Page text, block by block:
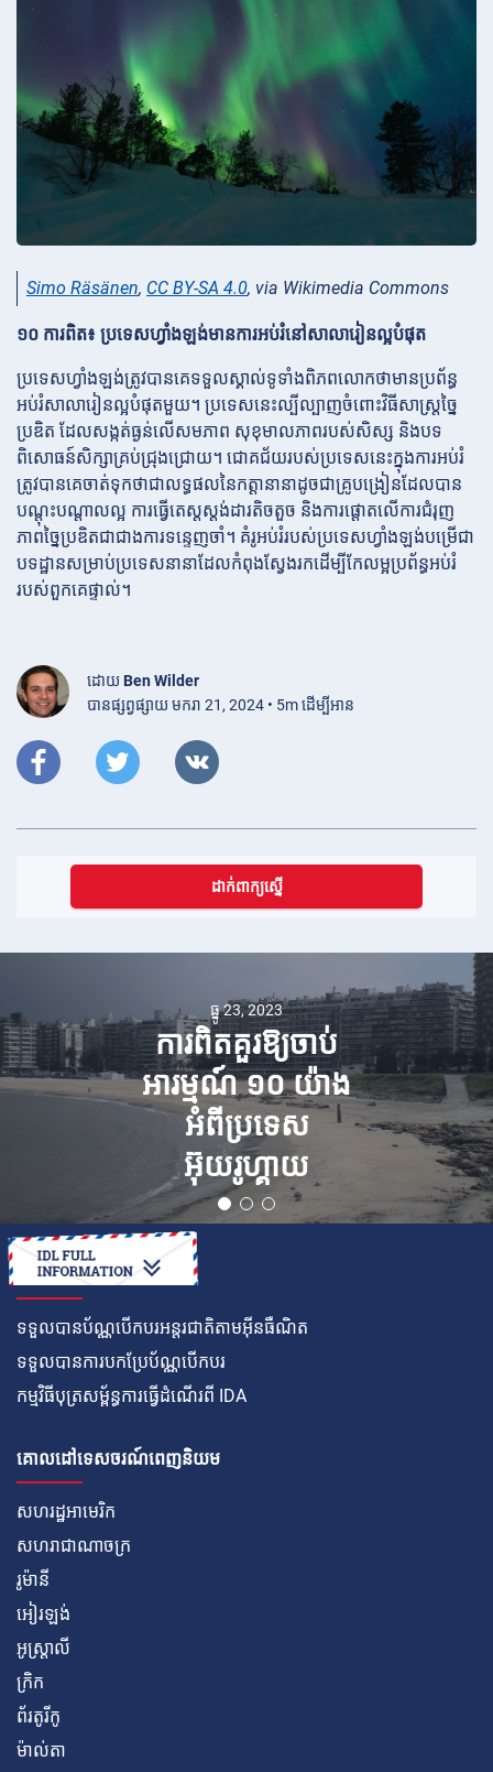
Simo Räsänen, CC BY-SA 4.0, via Wikimedia Commons
១០ ការពិត៖ ប្រទេសហ្វាំងឡង់មានការអប់រំនៅសាលារៀនល្អបំផុត
ប្រទេសហ្វាំងឡង់ត្រូវបានគេទទួលស្គាល់ទូទាំងពិភពលោកថាមានប្រព័ន្ធ
អប់រំសាលារៀនល្អបំផុតមួយ។ ប្រទេសនេះល្បីល្បាញចំពោះវិធីសាស្ត្រច្នៃ
ប្រឌិត ដែលសង្កត់ធ្ងន់លើសមភាព សុខុមាលភាពរបស់សិស្ស និងបទ
ពិសោធន៍សិក្សាគ្រប់ជ្រុងជ្រោយ។ ជោគជ័យរបស់ប្រទេសនេះក្នុងការអប់រំ
ត្រូវបានគេចាត់ទុកថាជាលទ្ធផលនៃកត្តានានាដូចជាគ្រូបង្រៀនដែលបាន
បណ្តុះបណ្តាលល្អ ការធ្វើតេស្តស្តង់ដារតិចតួច និងការផ្តោតលើការជំរុញ
ភាពច្នៃប្រឌិតជាជាងការទន្ទេញចាំ។ គំរូអប់រំរបស់ប្រទេសហ្វាំងឡង់បម្រើជា
បទដ្ឋានសម្រាប់ប្រទេសនានាដែលកំពុងស្វែងរកដើម្បីកែលម្អប្រព័ន្ធអប់រំ
របស់ពួកគេផ្ទាល់។
ដោយ Ben Wilder
បានផ្សព្វផ្សាយ មករា 21, 2024 • 5m ដើម្បីអាន
ដាក់ពាក្យស្នើ
ធ្នូ 23, 2023
ការពិត​គួរឱ្យចាប់
អារម្មណ៍ ១០ យ៉ាង​
អំពីប្រទេស
អ៊ុយរូហ្គាយ
របៀប
ទទួលបានប័ណ្ណបើកបរអន្តរជាតិតាមអ៊ីនធឺណិត
ទទួលបានការបកប្រែប័ណ្ណបើកបរ
កម្មវិធីបុត្រសម្ព័ន្ធការធ្វើដំណើរពី IDA
គោលដៅទេសចរណ៍ពេញនិយម
សហរដ្ឋអាមេរិក
សហរាជាណាចក្រ
រូម៉ានី
អៀរឡង់
អូស្ត្រាលី
ក្រិក
ព័រតូរីកូ
ម៉ាល់តា